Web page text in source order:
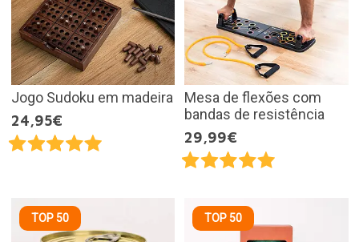
Jogo Sudoku em madeira
24,95€
Mesa de flexões com
bandas de resistência
29,99€
TOP 50 TOP 50